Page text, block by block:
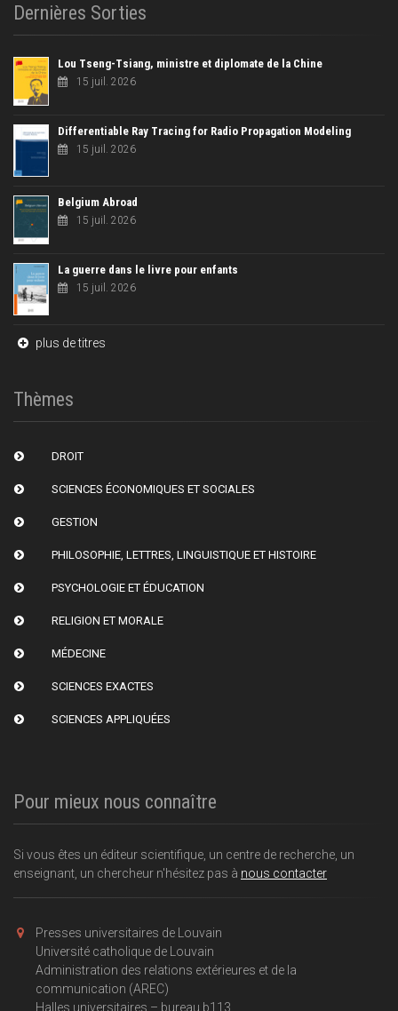
Dernières Sorties
Lou Tseng-Tsiang, ministre et diplomate de la Chine
15 juil. 2026
Differentiable Ray Tracing for Radio Propagation Modeling
15 juil. 2026
Belgium Abroad
15 juil. 2026
La guerre dans le livre pour enfants
15 juil. 2026
plus de titres
Thèmes
DROIT
SCIENCES ÉCONOMIQUES ET SOCIALES
GESTION
PHILOSOPHIE, LETTRES, LINGUISTIQUE ET HISTOIRE
PSYCHOLOGIE ET ÉDUCATION
RELIGION ET MORALE
MÉDECINE
SCIENCES EXACTES
SCIENCES APPLIQUÉES
Pour mieux nous connaître
Si vous êtes un éditeur scientifique, un centre de recherche, un
enseignant, un chercheur n'hésitez pas à nous contacter
Presses universitaires de Louvain
Université catholique de Louvain
Administration des relations extérieures et de la
communication (AREC)
Halles universitaires – bureau b113